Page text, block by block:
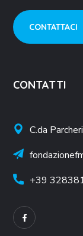
CONTATTACI
CONTATTI
C.da
+39